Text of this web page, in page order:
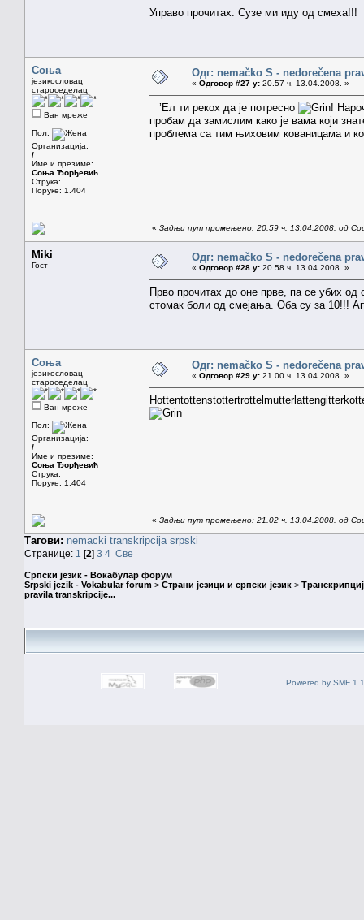
Управо прочитах. Сузе ми иду од смеха!!!
Соња
језикословац
староседелац
Ван мреже
Пол:
Организација:
/
Име и презиме:
Соња Ђорђевић
Струка:
Поруке: 1.404
Одг: nemačko S - nedorečena
« Одговор #27 у: 20.57 ч. 13.04.2008. »
’Ел ти рекох да је потресно
!
пробам да замислим како је вама који
проблема са тим њиховим кованицама и
« Задњи пут промењено: 20.59 ч. 13.04.2008. од
Miki
Гост
Одг: nemačko S - nedorečena
« Одговор #28 у: 20.58 ч. 13.04.2008. »
Прво прочитах до оне прве, па се убих
стомак боли од смејања. Оба су за 10!!!
Соња
језикословац
староседелац
Ван мреже
Пол:
Организација:
/
Име и презиме:
Соња Ђорђевић
Струка:
Поруке: 1.404
Одг: nemačko S - nedorečena
« Одговор #29 у: 21.00 ч. 13.04.2008. »
« Задњи пут промењено: 21.02 ч. 13.04.2008. од
Тагови: nemacki transkripcija srpski
Странице: 1 [2] 3 4 Све
Српски језик - Вокабулар форум
Srpski jezik - Vokabular forum > Страни језици и српски језик >
pravila transkripcije...
Powered by SMF